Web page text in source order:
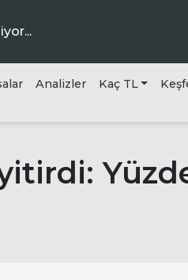
Analizler Kaç TL